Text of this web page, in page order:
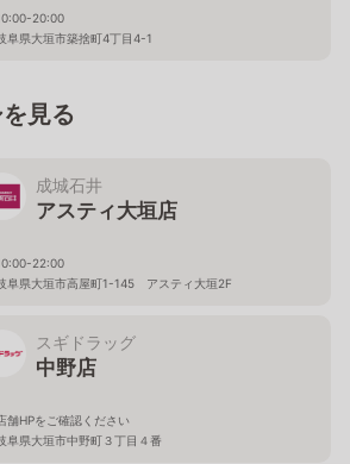
20:00
阜県大垣市築捨町4丁目4-1
見る
成城石井
アスティ大垣店
22:00
阜県大垣市高屋町1-145 アスティ大垣2F
スギドラッグ
中野店
舗HPをご確認ください
阜県大垣市中野町３丁目４番